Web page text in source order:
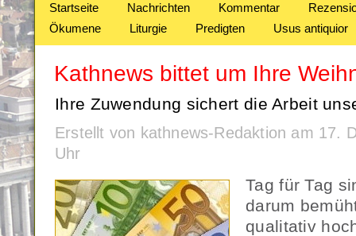
Startseite Nachrichten Kommentar
Ökumene
Liturgie Predigten Usus antiquior
Kathnews bittet um Ihre
Ihre Zuwendung sichert die Arbeit
Erstellt von kathnews-Redaktion am 17.
Uhr
Tag für Tag
darum
qualitativ